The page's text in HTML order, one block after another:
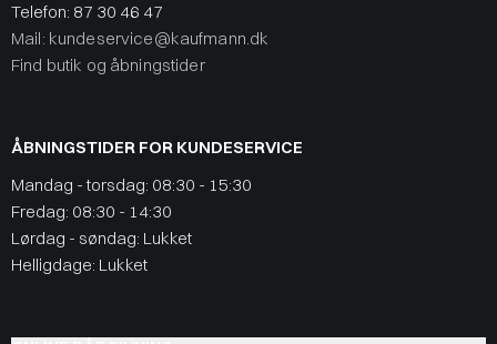
Telefon: 87 30 46 47
Mail: kundeservice@kaufmann.dk
Find butik og åbningstider
ÅBNINGSTIDER FOR KUNDESERVICE
Mandag - torsdag: 08:30 - 15:30
Fredag: 08:30 - 14:30
Lørdag - søndag: Lukket
Helligdage: Lukket